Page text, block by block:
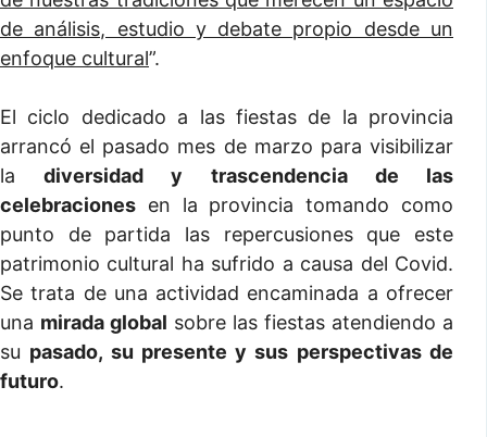
de análisis, estudio y debate propio desde un
enfoque cultural”.
El ciclo dedicado a las fiestas de la provincia
arrancó el pasado mes de marzo para visibilizar
ladiversidad y trascendencia de las
celebraciones en la provincia tomando como
punto de partida las repercusiones que este
patrimonio cultural ha sufrido a causa del Covid.
Se trata de una actividad encaminada a ofrecer
una mirada global sobre las fiestas atendiendo a
su pasado, su presente y sus perspectivas de
futuro.